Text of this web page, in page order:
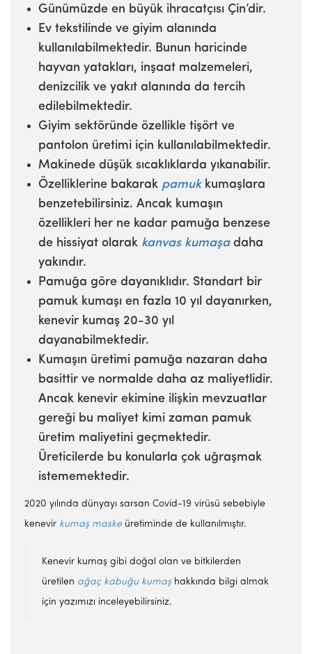
Günümüzde en büyük ihracatçısı Çin’dir.
Ev tekstilinde ve giyim alanında
kullanılabilmektedir. Bunun haricinde
hayvan yatakları, inşaat malzemeleri,
denizcilik ve yakıt alanında da tercih
edilebilmektedir.
Giyim sektöründe özellikle tişört ve
pantolon üretimi için kullanılabilmektedir.
Makinede düşük sıcaklıklarda yıkanabilir.
Özelliklerine bakarak pamukkumaşlara
benzetebilirsiniz. Ancak kumaşın
özellikleri her ne kadar pamuğa benzese
de hissiyat olarak kanvas kumaşadaha
yakındır.
Pamuğa göre dayanıklıdır. Standart bir
pamuk kumaşı en fazla 10 yıl dayanırken,
kenevir kumaş 20-30 yıl
dayanabilmektedir.
Kumaşın üretimi pamuğa nazaran daha
basittir ve normalde daha az maliyetlidir.
Ancak kenevir ekimine ilişkin mevzuatlar
gereği bu maliyet kimi zaman pamuk
üretim maliyetini geçmektedir.
Üreticilerde bu konularla çok uğraşmak
istememektedir.
2020 yılında dünyayı sarsan Covid-19 virüsü sebebiyle
kenevir kumaş maske üretiminde de kullanılmıştır.
Kenevir kumaş gibi doğal olan ve bitkilerden
üretilen ağaç kabuğu kumaşhakkında bilgi almak
için yazımızı inceleyebilirsiniz.